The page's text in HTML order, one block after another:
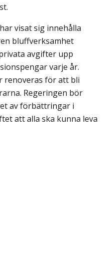
visat sig innehålla
bluff­verksamhet
avgifter upp
varje år.
renoveras för att bli
Regeringen bör
av förbättringar i
att alla ska kunna leva